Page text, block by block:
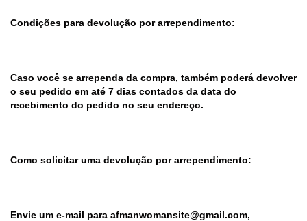
Condições para devolução por arrependimento:
Caso você se arrependa da compra, também poderá devolver
o seu pedido em até 7 dias contados da data do
recebimento do pedido no seu endereço.
Como solicitar uma devolução por arrependimento:
Envie um e-mail para afmanwomansite@gmail.com,